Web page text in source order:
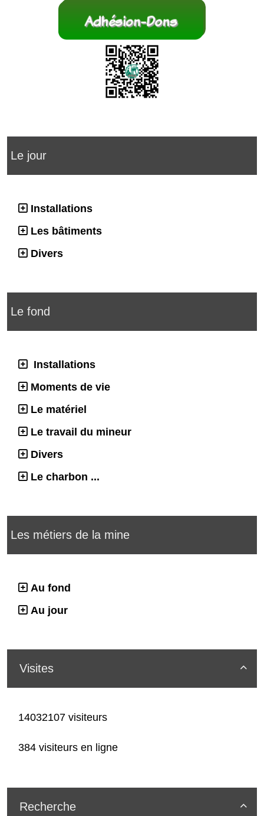
Le jour
Installations
Les bâtiments
Divers
Le fond
Installations
Moments de vie
Le matériel
Le travail du mineur
Divers
Le charbon ...
Les métiers de la mine
Au fond
Au jour

Visites
14032107 visiteurs
384 visiteurs en ligne

Recherche